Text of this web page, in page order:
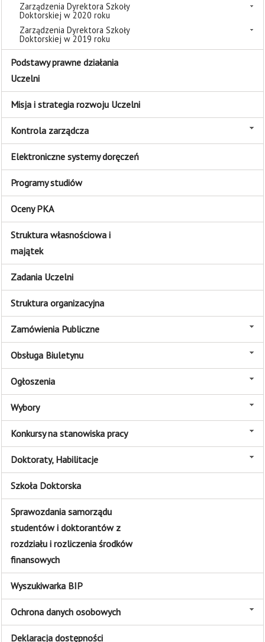
Zarządzenia Dyrektora Szkoły
Doktorskiej w 2020 roku
Zarządzenia Dyrektora Szkoły
Doktorskiej w 2019 roku
Podstawy prawne działania
Uczelni
Misja i strategia rozwoju Uczelni
Kontrola zarządcza
Elektroniczne systemy doręczeń
Programy studiów
Oceny PKA
Struktura własnościowa i
majątek
Zadania Uczelni
Struktura organizacyjna
Zamówienia Publiczne
Obsługa Biuletynu
Ogłoszenia
Wybory
Konkursy na stanowiska pracy
Doktoraty, Habilitacje
Szkoła Doktorska
Sprawozdania samorządu
studentów i doktorantów z
rozdziału i rozliczenia środków
finansowych
Wyszukiwarka BIP
Ochrona danych osobowych
Deklaracja dostępności